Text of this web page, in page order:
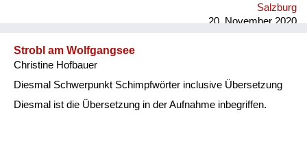
Salzburg
20. November 2020
Strobl am Wolfgangsee
Christine Hofbauer
Diesmal Schwerpunkt Schimpfwörter inclusive Übersetzung
Diesmal ist die Übersetzung in der Aufnahme inbegriffen.